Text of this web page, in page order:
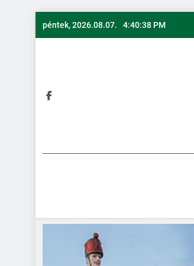
péntek, 2026.08.07. 4:40:39 PM